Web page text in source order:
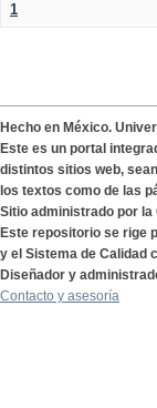
1
Hecho en México.
Este es un portal
distintos sitios web,
los textos como de las
Sitio administrado por la
Este repositorio se rige
y el Sistema de Calidad
Diseñador y
Contacto y asesoría